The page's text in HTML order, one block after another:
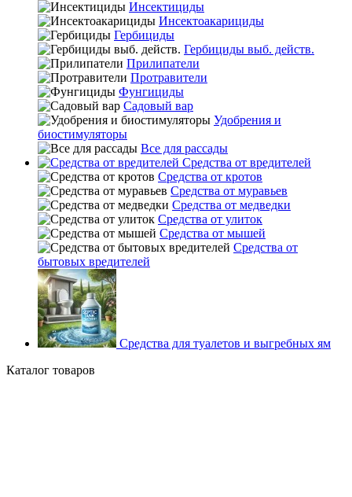
Инсектициды
Инсектоакарициды
Гербициды
Гербициды выб. действ.
Прилипатели
Протравители
Фунгициды
Садовый вар
Удобрения и
биостимуляторы
Все для рассады
Средства от вредителей
Средства от кротов
Средства от муравьев
Средства от медведки
Средства от улиток
Средства от мышей
Средства от
бытовых вредителей
Средства для туалетов и выгребных ям
Каталог товаров